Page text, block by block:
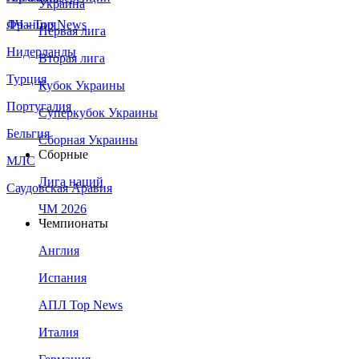
Франция
Нидерланды
Турция
Португалия
Бельгия
МЛС
Саудовская Аравия
ЛЧ - Top News
Украина
Первая лига
Вторая лига
Кубок Украины
Суперкубок Украины
Сборная Украины
Сборные
Лига наций
ЧМ 2026
Чемпионаты
Англия
Испания
АПЛ Top News
Италия